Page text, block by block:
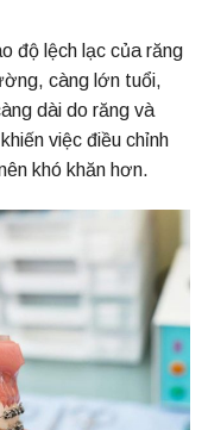
độ lệch lạc của răng
càng lớn tuổi,
dài do răng và
việc điều chỉnh
khó khăn hơn.